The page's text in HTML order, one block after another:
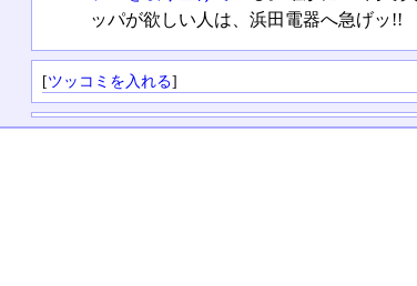
ッパが欲しい人は、浜田電器へ急げッ!!
[ツッコミを入れる]